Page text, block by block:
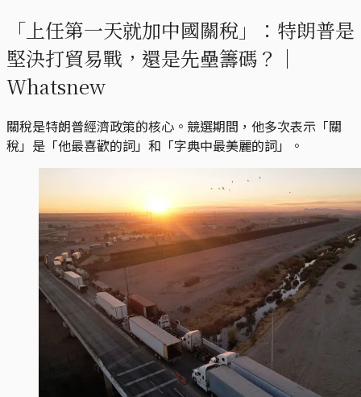
「上任第一天就加中國關稅」：特朗普是
堅決打貿易戰，還是先壘籌碼？｜
Whatsnew
關稅是特朗普經濟政策的核心。競選期間，他多次表示「關
稅」是「他最喜歡的詞」和「字典中最美麗的詞」。